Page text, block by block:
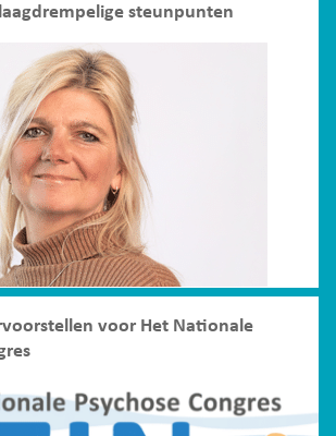
steunpunten
voor Het Nationale